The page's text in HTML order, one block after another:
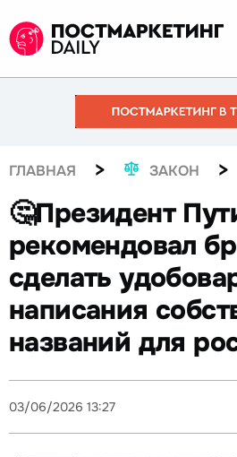
ГЛАВНАЯ > ЗАКОН >
🤔Президент
рекомендовал
сделать
написания
названий для
03/06/2026 13:27